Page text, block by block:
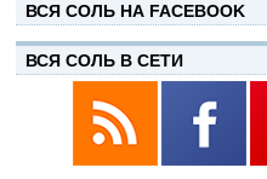
ВСЯ СОЛЬ НА FACEBOOK
ВСЯ СОЛЬ В СЕТИ